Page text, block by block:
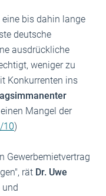
bis dahin lange
deutsche
ausdrückliche
weniger zu
Konkurrenten ins
Mangel der
10)
Gewerbemietvertrag
rät Dr. Uwe
und